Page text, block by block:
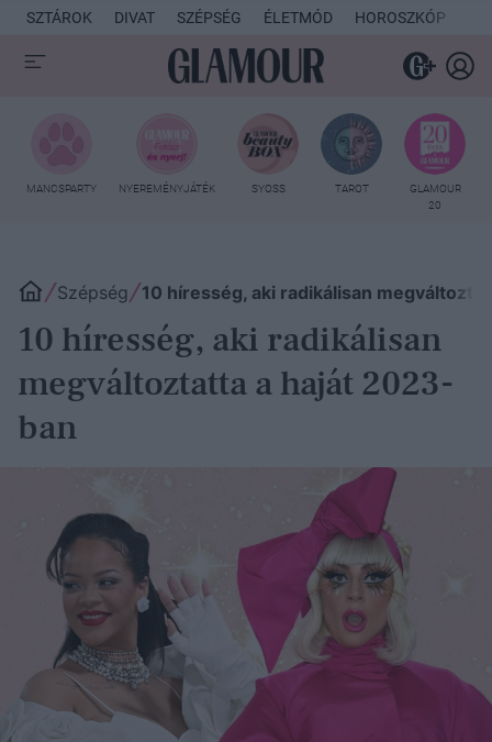
SZTÁROK DIVAT SZÉPSÉG ÉLETMÓD HOROSZKÓP
MANCSPARTY NYEREMÉNYJÁTÉK SYOSS TAROT
GLAMOUR
20
Szépség 10 híresség, aki radikálisan
10 híresség, aki radikálisan
megváltoztatta a haját 2023-
ban